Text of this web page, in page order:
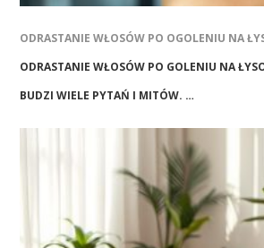
ODRASTANIE WŁOSÓW PO OGOLENIU NA
ODRASTANIE WŁOSÓW PO GOLENIU NA
BUDZI WIELE PYTAŃ I MITÓW. …